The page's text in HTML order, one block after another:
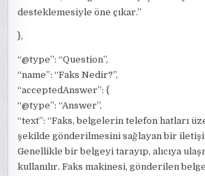
desteklemesiyle öne çıkar.”
},
“@type”: “Question”,
“name”: “Faks Nedir?”,
“acceptedAnswer”: {
“@type”: “Answer”,
“text”: “Faks, belgelerin telefon hatları
şekilde gönderilmesini sağlayan bir
Genellikle bir belgeyi tarayıp, alıcıya
kullanılır. Faks makinesi, gönderilen